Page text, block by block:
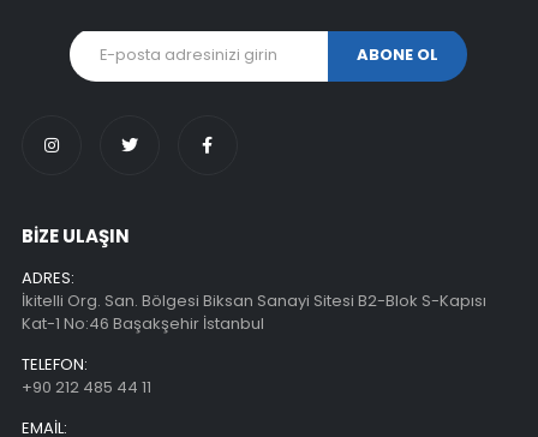
BİZE ULAŞIN
ADRES:
İkitelli Org. San. Bölgesi Biksan Sanayi Sitesi B2-Blok S-Kapısı
Kat-1 No:46 Başakşehir İstanbul
TELEFON:
+90 212 485 44 11
EMAIL: